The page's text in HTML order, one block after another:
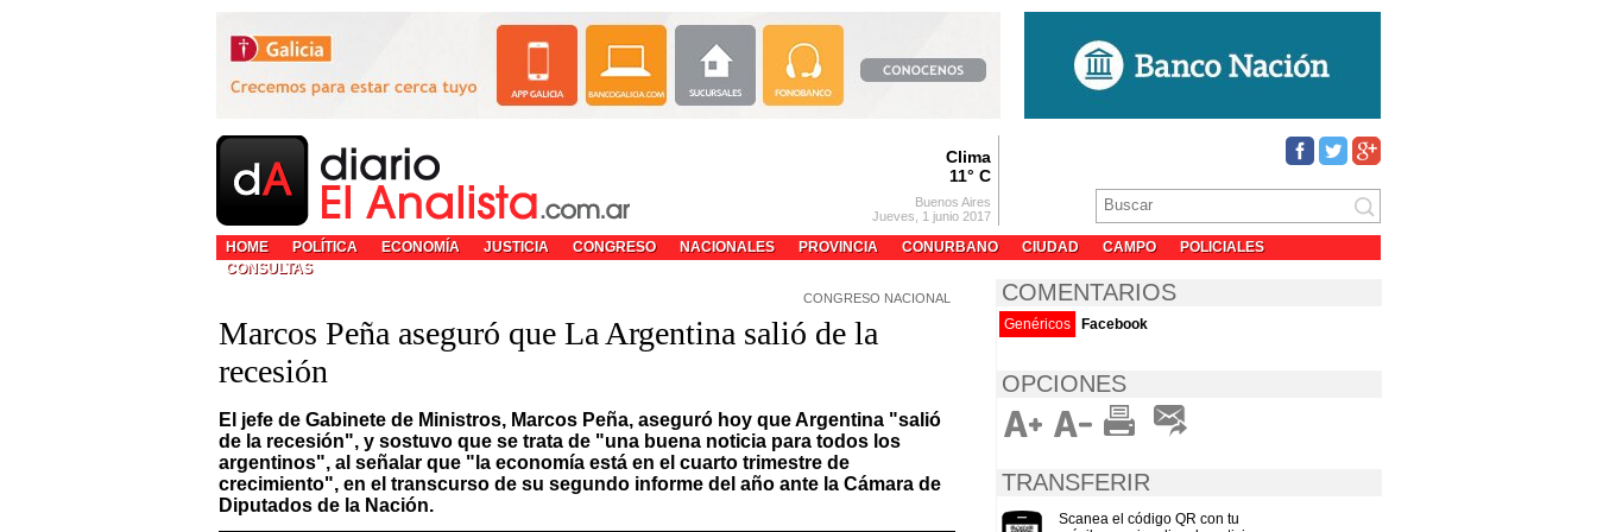
Clima
11° C
Buenos Aires
Jueves, 1 junio 2017
HOME POLÍTICA ECONOMÍA JUSTICIA CONGRESO NACIONALES PROVINCIA CONURBANO CIUDAD CAMPO
POLICIALES
CONSULTAS
CONGRESO NACIONAL
Marcos Peña aseguró que La Argentina salió de la
recesión
El jefe de Gabinete de Ministros, Marcos Peña, aseguró hoy que Argentina "salió
de la recesión", y sostuvo que se trata de "una buena noticia para todos los
argentinos", al señalar que "la economía está en el cuarto trimestre de
crecimiento", en el transcurso de su segundo informe del año ante la Cámara de
Diputados de la Nación.
COMENTARIOS
Genéricos Facebook
OPCIONES
TRANSFERIR
Scanea el código QR con tu